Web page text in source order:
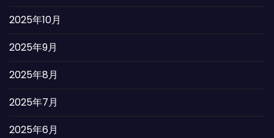
2025年10月
2025年9月
2025年8月
2025年7月
2025年6月